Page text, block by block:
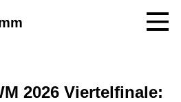
2026 Viertelfinale: